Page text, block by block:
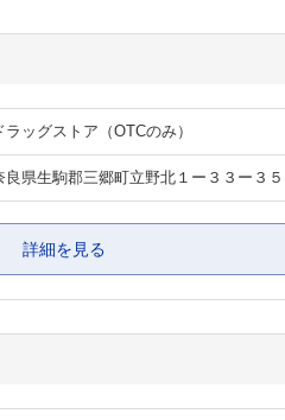
ラッグストア（OTCのみ）
良県生駒郡三郷町立野北１ー３３ー３５
詳細を見る